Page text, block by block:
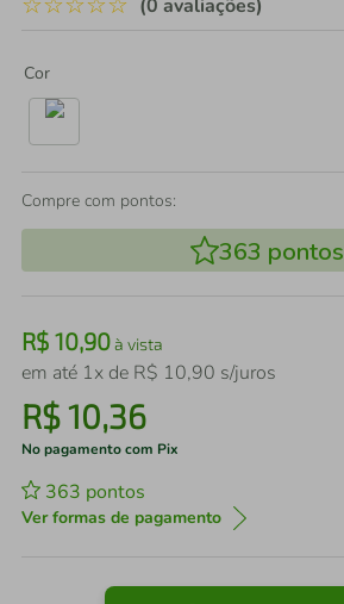
(0 avaliações)
Cor
Compre com pontos:
363 pontos
R$ 10,90à vista
em até 1x de R$ 10,90 s/juros
R$10,36
No pagamento com Pix
363 pontos
Ver formas de pagamento